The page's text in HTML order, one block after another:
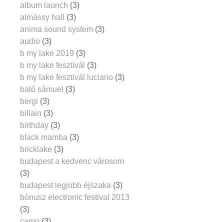
album launch (3)
almássy hall
(3)
anima sound system (3)
audio (3)
b my lake 2019 (3)
b my lake fesztivál (3)
b my lake fesztivál luciano (3)
baló sámuel (3)
bergi (3)
billain (3)
birthday (3)
black mamba (3)
bricklake (3)
budapest a kedvenc városom
(3)
budapest legjobb éjszaka (3)
bónusz electronic festival 2013
(3)